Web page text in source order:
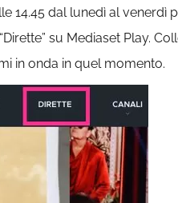
14.45 dal lunedì al
su Mediaset Play.
in onda in quel momento.